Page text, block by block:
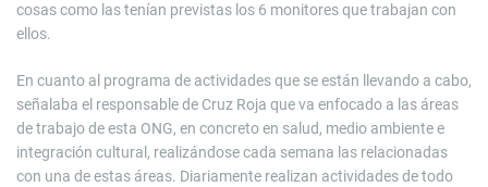
cosas como las tenían previstas los 6 monitores que trabajan con
ellos.
En cuanto al programa de actividades que se están llevando a cabo,
señalaba el responsable de Cruz Roja que va enfocado a las áreas
de trabajo de esta ONG, en concreto en salud, medio ambiente e
integración cultural, realizándose cada semana las relacionadas
con una de estas áreas. Diariamente realizan actividades de todo